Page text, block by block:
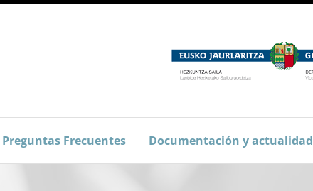
Preguntas Frecuentes Documentación y actualidad